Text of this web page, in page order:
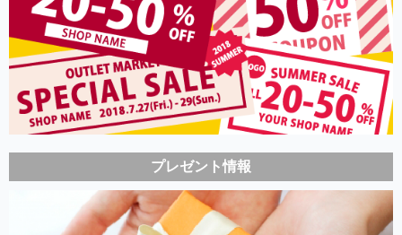
プレゼント情報